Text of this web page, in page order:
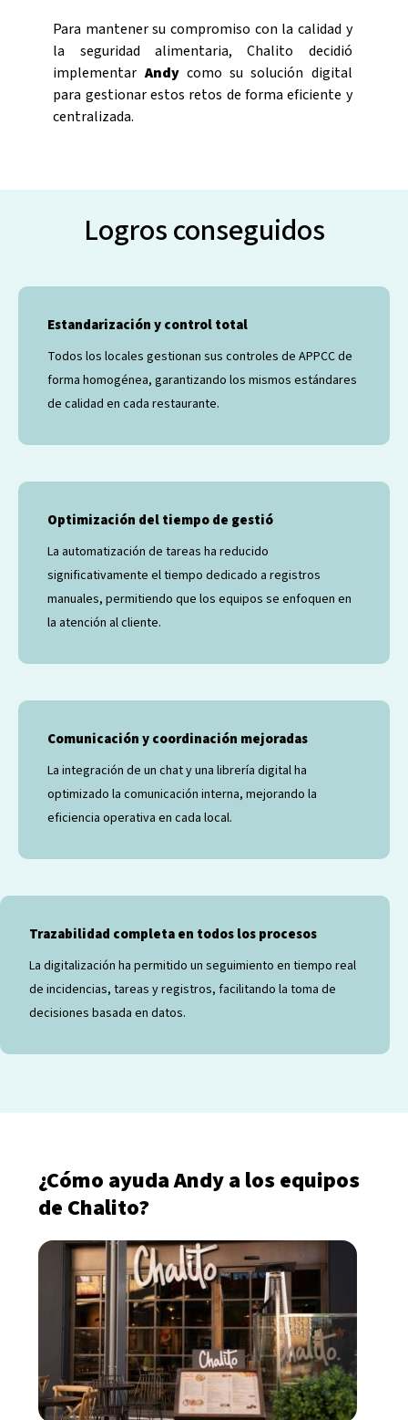
Para mantener su compromiso con la calidad y
la seguridad alimentaria, Chalito decidió
implementarAndycomo su solución digital
para gestionar estos retos de forma eficiente y
centralizada.
Logros conseguidos
Estandarización y control total
Todos los locales gestionan sus controles de APPCC de
forma homogénea, garantizando los mismos estándares
de calidad en cada restaurante.
Optimización del tiempo de gestió
La automatización de tareas ha reducido
significativamente el tiempo dedicado a registros
manuales, permitiendo que los equipos se enfoquen en
la atención al cliente.
Comunicación y coordinación mejoradas
La integración de un chat y una librería digital ha
optimizado la comunicación interna, mejorando la
eficiencia operativa en cada local.
Trazabilidad completa en todos los procesos
La digitalización ha permitido un seguimiento en tiempo real
de incidencias, tareas y registros, facilitando la toma de
decisiones basada en datos.
¿Cómo ayuda Andy a los equipos
de Chalito?